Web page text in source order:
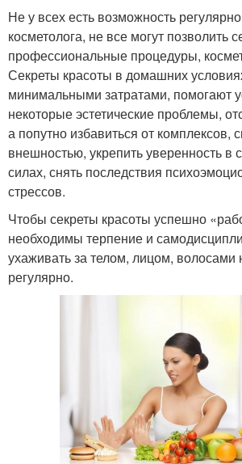
Не у всех есть возможность
косметолога, не все могут позволить
профессиональные процедуры,
Секреты красоты в домашних
минимальными затратами, помогают
некоторые эстетические проблемы,
а попутно избавиться от комплексов,
внешностью, укрепить уверенность в
силах, снять последствия
стрессов.
Чтобы секреты красоты успешно
необходимы терпение и
ухаживать за телом, лицом, волосами
регулярно.